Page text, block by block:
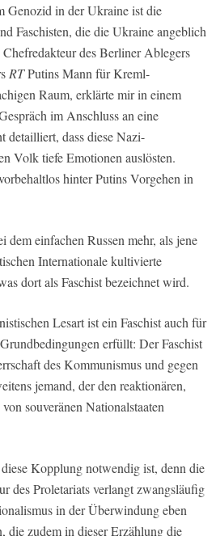
Genozid in der Ukraine ist die
Faschisten, die die Ukraine angeblich
des Berliner Ablegers
RTPutins Mann für Kreml-
Raum, erklärte mir in einem
im Anschluss an eine
detailliert, dass diese Nazi-
Volk tiefe Emotionen auslösten.
hinter Putins Vorgehen in
einfachen Russen mehr, als jene
Internationale kultivierte
dort als Faschist bezeichnet wird.
Lesart ist ein Faschist auch für
erfüllt: Der Faschist
des Kommunismus und gegen
jemand, der den reaktionären,
souveränen Nationalstaaten
Kopplung notwendig ist, denn die
des Proletariats verlangt zwangsläufig
in der Überwindung eben
die zudem in dieser Erzählung die